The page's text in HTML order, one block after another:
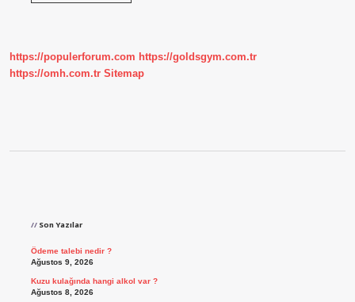
https://populerforum.com https://goldsgym.com.tr
https://omh.com.tr Sitemap
Son Yazılar
Ödeme talebi nedir ?
Ağustos 9, 2026
Kuzu kulağında hangi alkol var ?
Ağustos 8, 2026